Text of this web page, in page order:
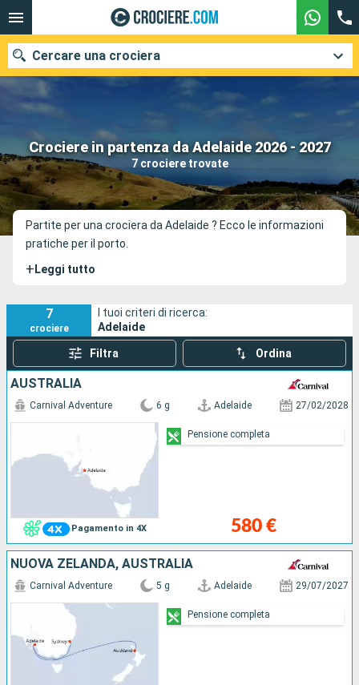
Crociere in partenza da Adelaide 2026 - 2027
7 crociere trovate
Cercare una crociera
Le nostre destinazioni
Mesi di partenza
Porti Compagnie
Partite per una crociera da Adelaide ? Ecco le informazioni
pratiche per il porto.
+ Leggi tutto
7
crociere
I tuoi criteri di ricerca:
Adelaide
Filtra Ordina
AUSTRALIA
Pagamento in 4X
Carnival Adventure 6 g Adelaide 27/02/2028
580 €
Pensione completa
NUOVA ZELANDA, AUSTRALIA
Carnival Adventure 5 g Adelaide 29/07/2027
Pensione completa